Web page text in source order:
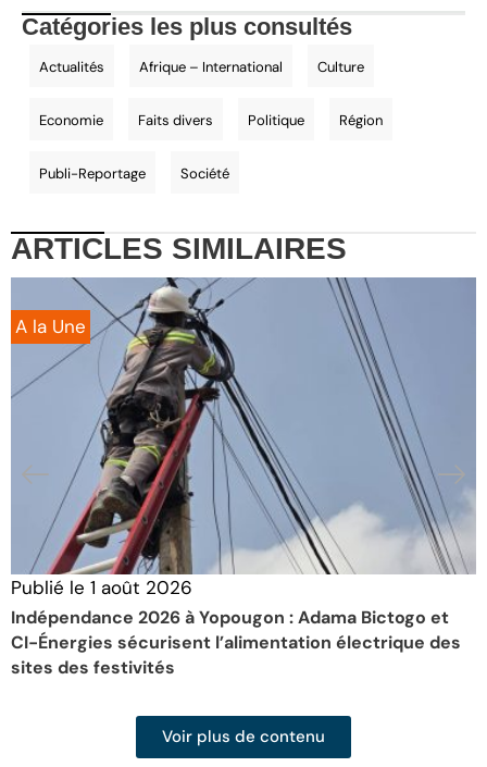
Catégories les plus consultés
Actualités Afrique – International Culture
Economie Faits divers Politique Région
Publi-Reportage Société
ARTICLES SIMILAIRES
A la Une
Publié le 1 août 2026
Indépendance 2026 à Yopougon : Adama Bictogo et
CI-Énergies sécurisent l’alimentation électrique des
sites des festivités
Voir plus de contenu